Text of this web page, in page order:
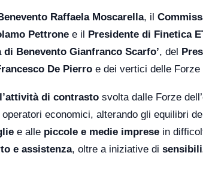
Raffaela Moscarella, il
Pettrone e il Presidente di Finetica
Benevento Gianfranco Scarfo’, del
De Pierro e dei vertici delle Forze
di contrasto svolta dalle Forze
economici, alterando gli equilibri
e alle piccole e medie imprese in
e assistenza, oltre a iniziative di